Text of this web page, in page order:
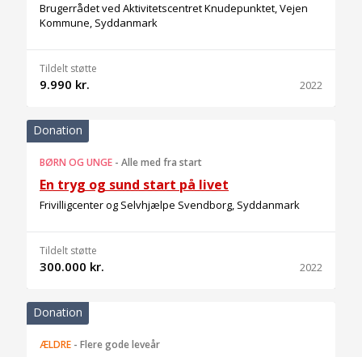
Brugerrådet ved Aktivitetscentret Knudepunktet, Vejen
Kommune, Syddanmark
Tildelt støtte
9.990 kr. 2022
Donation
BØRN OG UNGE - Alle med fra start
En tryg og sund start på livet
Frivilligcenter og Selvhjælpe Svendborg, Syddanmark
Tildelt støtte
300.000 kr. 2022
Donation
ÆLDRE - Flere gode leveår